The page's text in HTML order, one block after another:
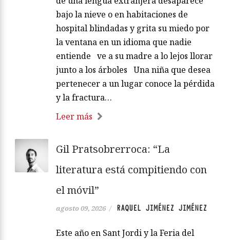
bajo la nieve o en habitaciones de
hospital blindadas y grita su miedo por
la ventana en un idioma que nadie
entiende ve a su madre a lo lejos llorar
junto a los árboles Una niña que desea
pertenecer a un lugar conoce la pérdida
y la fractura…
Leer más
Gil Pratsobrerroca: “La
literatura está compitiendo con
el móvil”
agosto 09, 2026 / RAQUEL JIMÉNEZ JIMÉNEZ
Este año en Sant Jordi y la Feria del